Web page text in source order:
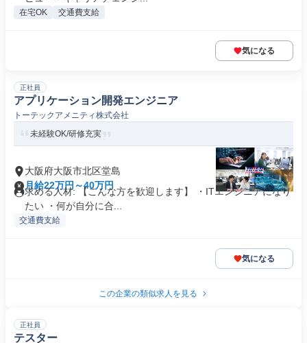
在宅OK 交通費支給
気になる
正社員
アプリケーション開発エンジニア
トーテックアメニティ株式会社
未経験OK/研修充実
大阪府大阪市北区堂島
月給22万円～40万円
求める人材: 【こんな方を歓迎します】 ・ITエンジニアになり
たい ・何が自分に合...
交通費支給
気になる
この企業の類似求人を見る
正社員
テスター